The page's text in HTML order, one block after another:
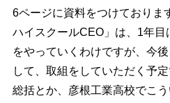
6ページに資料をつけておりま
ハイスクールCEO」は、1年目
をやっていくわけですが、今
して、取組をしていただく予
総括とか、彦根工業高校でこ